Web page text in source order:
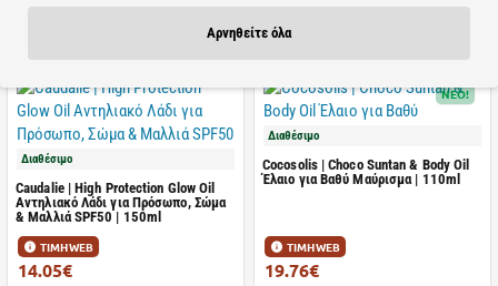
Διαθέσιμο
Caudalie | High Protection Glow Oil
Αντηλιακό Λάδι για Πρόσωπο, Σώμα
& Μαλλιά SPF50 | 150ml
ΤΙΜΗ WEB
14.05€
NEO!
Διαθέσιμο
Cocosolis | Choco Suntan & Body Oil
Έλαιο για Βαθύ Μαύρισμα | 110ml
ΤΙΜΗ WEB
19.76€
Αρνηθείτε όλα